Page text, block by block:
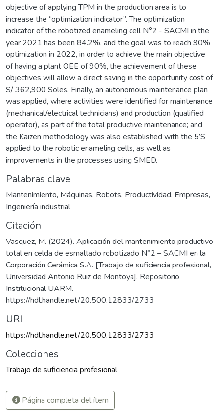
objective of applying TPM in the production area is to
increase the “optimization indicator”. The optimization
indicator of the robotized enameling cell N°2 - SACMI in the
year 2021 has been 84.2%, and the goal was to reach 90%
optimization in 2022, in order to achieve the main objective
of having a plant OEE of 90%, the achievement of these
objectives will allow a direct saving in the opportunity cost of
S/ 362,900 Soles. Finally, an autonomous maintenance plan
was applied, where activities were identified for maintenance
(mechanical/electrical technicians) and production (qualified
operator), as part of the total productive maintenance; and
the Kaizen methodology was also established with the 5’S
applied to the robotic enameling cells, as well as
improvements in the processes using SMED.
Palabras clave
Mantenimiento, Máquinas, Robots, Productividad, Empresas,
Ingeniería industrial
Citación
Vasquez, M. (2024). Aplicación del mantenimiento productivo
total en celda de esmaltado robotizado N°2 – SACMI en la
Corporación Cerámica S.A. [Trabajo de suficiencia profesional,
Universidad Antonio Ruiz de Montoya]. Repositorio
Institucional UARM.
https://hdl.handle.net/20.500.12833/2733
URI
https://hdl.handle.net/20.500.12833/2733
Colecciones
Trabajo de suficiencia profesional
Página completa del ítem